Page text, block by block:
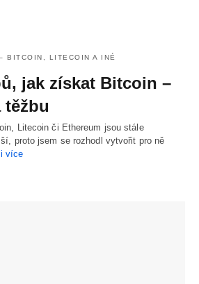
BITCOIN, LITECOIN A INÉ
jak získat Bitcoin –
těžbu
Litecoin či Ethereum jsou stále
proto jsem se rozhodl vytvořit pro ně
více